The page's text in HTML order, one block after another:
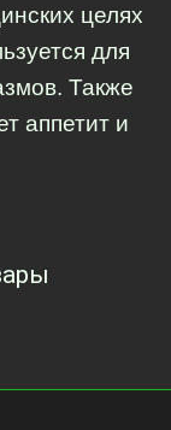
целях
для
Также
аппетит и